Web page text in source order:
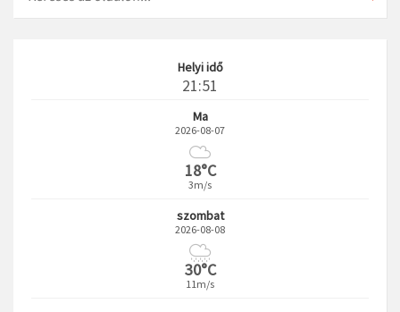
Helyi idő
21:51
Ma
2026-08-07
18°C
3m/s
szombat
2026-08-08
30°C
11m/s